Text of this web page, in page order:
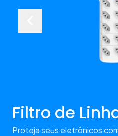
Filtro de
Proteja seus eletrônicos